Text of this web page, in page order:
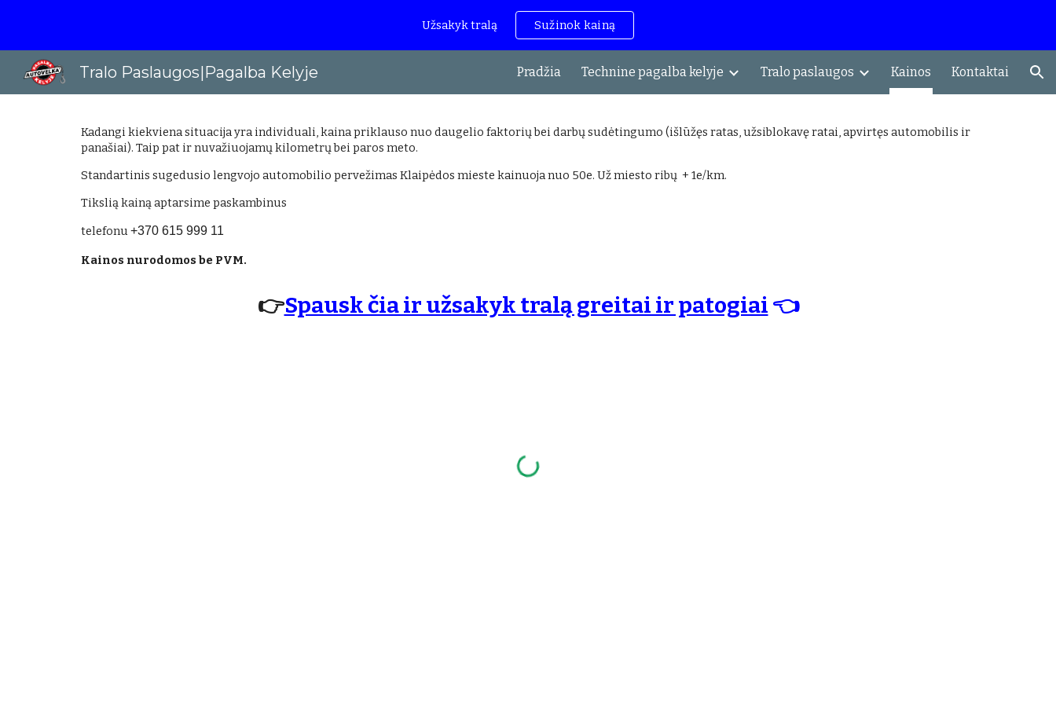
Skip to main contentUžsakyk tralą Sužinok kainą
Tralo Paslaugos|Pagalba Kelyje Pradžia Technine pagalba kelyje Tralo paslaugos Kainos Kontaktai
Kadangi kiekviena situacija yra individuali, kaina priklauso nuo daugelio faktorių bei darbų sudėtingumo (išlūžęs ratas, užsiblokavę ratai, apvirtęs automobilis ir
panašiai). Taip pat ir nuvažiuojamų kilometrų bei paros meto.
Standartinis sugedusio lengvojo automobilio pervežimas Klaipėdos mieste kainuoja nuo 50e. Už miesto ribų + 1e/km.
Tikslią kainą aptarsime paskambinus
telefonu+370 615 999 11
Kainos nurodomos be PVM.
👉Spausk čia ir užsakyk tralą greitai ir patogiai 👈